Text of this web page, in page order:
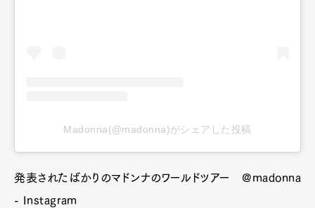
Madonna(@madonna)がシェアした投稿
発表されたばかりのマドンナのワールドツアー @madonna
- Instagram